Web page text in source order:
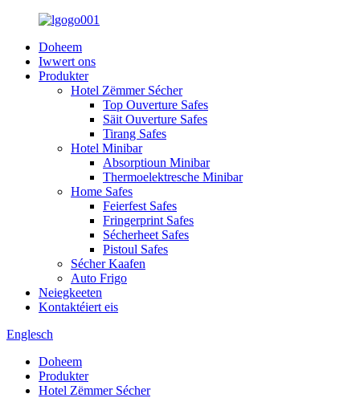
Doheem
Iwwert ons
Produkter
Hotel Zëmmer Sécher
Top Ouverture Safes
Säit Ouverture Safes
Tirang Safes
Hotel Minibar
Absorptioun Minibar
Thermoelektresche Minibar
Home Safes
Feierfest Safes
Fringerprint Safes
Sécherheet Safes
Pistoul Safes
Sécher Kaafen
Auto Frigo
Neiegkeeten
Kontaktéiert eis
Englesch
Doheem
Produkter
Hotel Zëmmer Sécher